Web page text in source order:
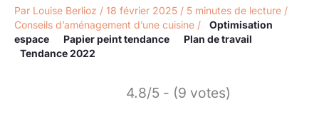
Par Louise Berlioz / 18 février 2025 / 5 minutes de lecture /
Conseils d’aménagement d’une cuisine /
Optimisation
espace
Papier peint tendance
Plan de travail
Tendance 2022
4.8/5 - (9 votes)